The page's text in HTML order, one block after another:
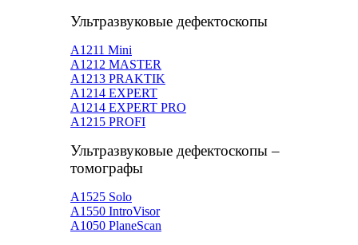
Ультразвуковые дефектоскопы
А1211 Mini
А1212 MASTER
A1213 PRAKTIK
А1214 EXPERT
А1214 EXPERT PRO
A1215 PROFI
Ультразвуковые дефектоскопы –
томографы
А1525 Solo
А1550 IntroVisor
А1050 PlaneScan